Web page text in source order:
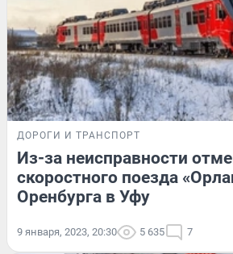
ДОРОГИ И ТРАНСПОРТ
Из-за неисправности
скоростного поезда
Оренбурга в Уфу
9 января, 2023, 20:30 5 635 7